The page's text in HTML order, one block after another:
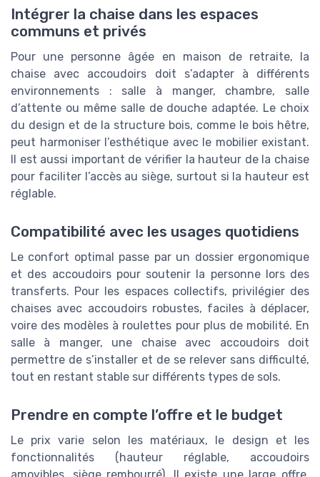
Intégrer la chaise dans les espaces
communs et privés
Pour une personne âgée en maison de retraite, la
chaise avec accoudoirs doit s’adapter à différents
environnements : salle à manger, chambre, salle
d’attente ou même salle de douche adaptée. Le choix
du design et de la structure bois, comme le bois hêtre,
peut harmoniser l’esthétique avec le mobilier existant.
Il est aussi important de vérifier la hauteur de la chaise
pour faciliter l’accès au siège, surtout si la hauteur est
réglable.
Compatibilité avec les usages quotidiens
Le confort optimal passe par un dossier ergonomique
et des accoudoirs pour soutenir la personne lors des
transferts. Pour les espaces collectifs, privilégier des
chaises avec accoudoirs robustes, faciles à déplacer,
voire des modèles à roulettes pour plus de mobilité. En
salle à manger, une chaise avec accoudoirs doit
permettre de s’installer et de se relever sans difficulté,
tout en restant stable sur différents types de sols.
Prendre en compte l’offre et le budget
Le prix varie selon les matériaux, le design et les
fonctionnalités (hauteur réglable, accoudoirs